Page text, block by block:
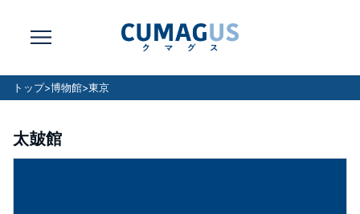
トップ>博物館>東京
太皷館